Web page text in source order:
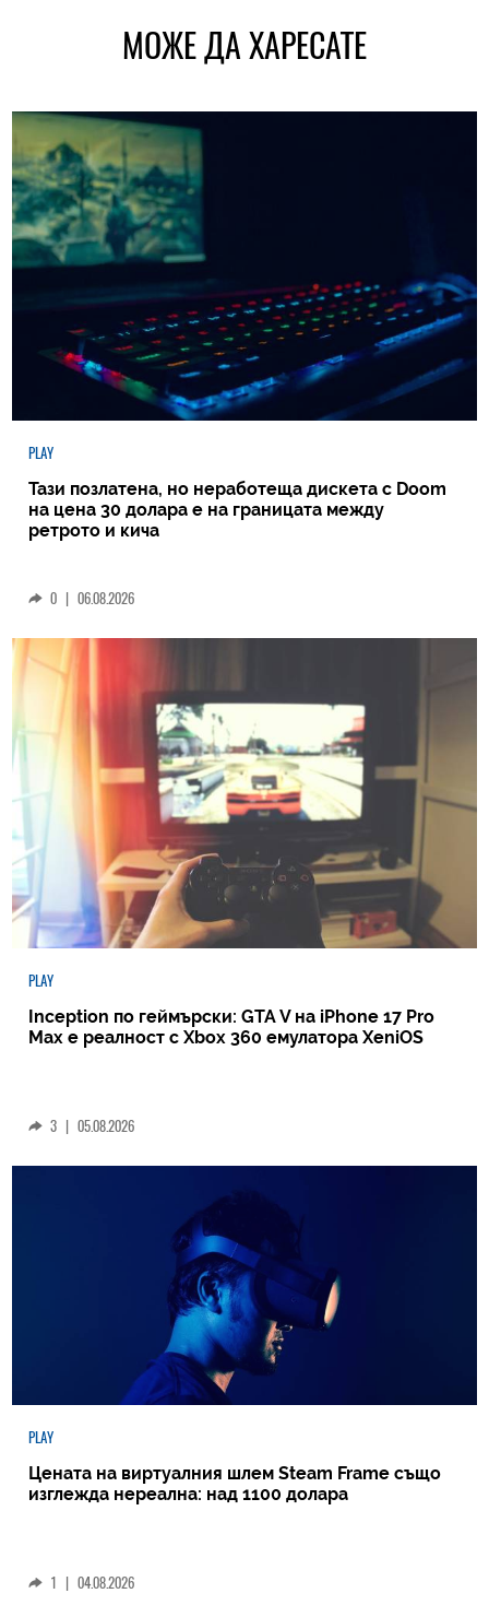
МОЖЕ ДА ХАРЕСАТЕ
PLAY
Тази позлатена, но неработеща дискета с Doom
на цена 30 долара е на границата между
ретрото и кича
0 | 06.08.2026
PLAY
Inception по геймърски: GTA V на iPhone 17 Pro
Max е реалност с Xbox 360 емулатора XeniOS
3 | 05.08.2026
PLAY
Цената на виртуалния шлем Steam Frame също
изглежда нереална: над 1100 долара
1 | 04.08.2026